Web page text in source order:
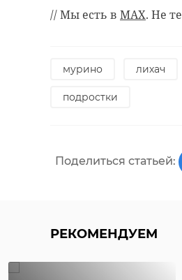
// Мы есть в MAX. Не
мурино лихач
подростки
Поделиться статьей:
РЕКОМЕНДУЕМ